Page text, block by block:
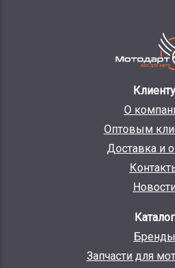
Клиенту
О
Оптовым
Доставка и
Новости
Каталог
Бренды
Запчасти для